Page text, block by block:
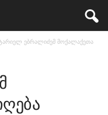
ებრალიძემ მოქალაქეთა